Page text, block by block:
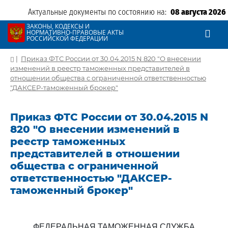
Актуальные документы по состоянию на: 08 августа 2026
ЗАКОНЫ, КОДЕКСЫ И
НОРМАТИВНО-ПРАВОВЫЕ АКТЫ
РОССИЙСКОЙ ФЕДЕРАЦИИ
| Приказ ФТС России от 30.04.2015 N 820 "О внесении
изменений в реестр таможенных представителей в
отношении общества с ограниченной ответственностью
"ДАКСЕР-таможенный брокер"
Приказ ФТС России от 30.04.2015 N
820 "О внесении изменений в
реестр таможенных
представителей в отношении
общества с ограниченной
ответственностью "ДАКСЕР-
таможенный брокер"